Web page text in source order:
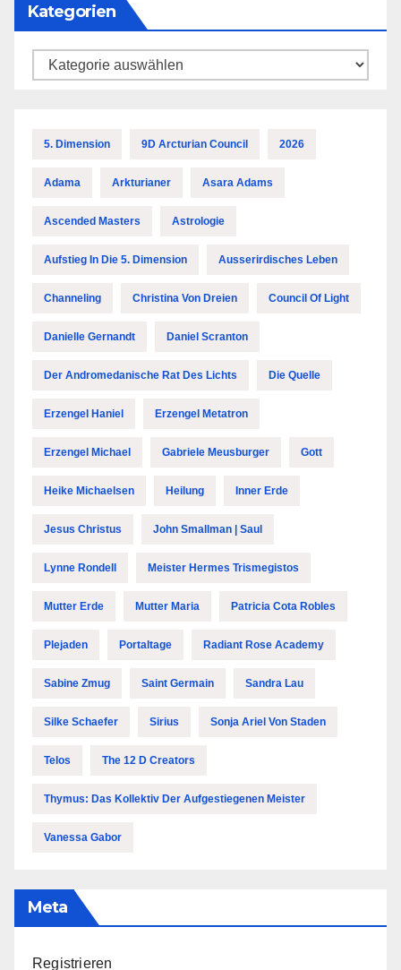
Kategorien
Kategorien
5. Dimension 9D Arcturian Council 2026
Adama Arkturianer Asara Adams
Ascended Masters Astrologie
Aufstieg In Die 5. Dimension Ausserirdisches Leben
Channeling Christina Von Dreien Council Of Light
Danielle Gernandt Daniel Scranton
Der Andromedanische Rat Des Lichts Die Quelle
Erzengel Haniel Erzengel Metatron
Erzengel Michael Gabriele Meusburger Gott
Heike Michaelsen Heilung Inner Erde
Jesus Christus John Smallman | Saul
Lynne Rondell Meister Hermes Trismegistos
Mutter Erde Mutter Maria Patricia Cota Robles
Plejaden Portaltage Radiant Rose Academy
Sabine Zmug Saint Germain Sandra Lau
Silke Schaefer Sirius Sonja Ariel Von Staden
Telos The 12 D Creators
Thymus: Das Kollektiv Der Aufgestiegenen Meister
Vanessa Gabor
Meta
Registrieren